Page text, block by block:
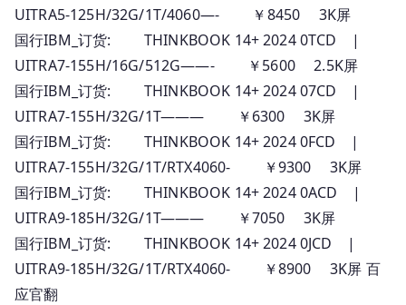
UITRA5-125H/32G/1T/4060—- ￥8450 3K屏
国行IBM_订货: THINKBOOK 14+ 2024 0TCD |
UITRA7-155H/16G/512G——- ￥5600 2.5K屏
国行IBM_订货: THINKBOOK 14+ 2024 07CD |
UITRA7-155H/32G/1T——— ￥6300 3K屏
国行IBM_订货: THINKBOOK 14+ 2024 0FCD |
UITRA7-155H/32G/1T/RTX4060- ￥9300 3K屏
国行IBM_订货: THINKBOOK 14+ 2024 0ACD |
UITRA9-185H/32G/1T——— ￥7050 3K屏
国行IBM_订货: THINKBOOK 14+ 2024 0JCD |
UITRA9-185H/32G/1T/RTX4060- ￥8900 3K屏 百
应官翻